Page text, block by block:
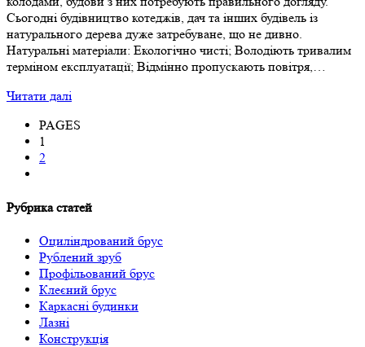
Сьогодні будівництво котеджів, дач та інших будівель із
натурального дерева дуже затребуване, що не дивно.
Натуральні матеріали: Екологічно чисті; Володіють тривалим
терміном експлуатації; Відмінно пропускають повітря,…
Читати далі
PAGES
1
2
Рубрика статей
Оциліндрований брус
Рублений зруб
Профільований брус
Клеєний брус
Каркасні будинки
Лазні
Конструкція